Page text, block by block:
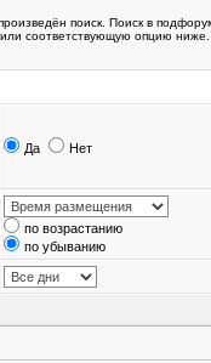
поиск. Поиск в
соответствующую опцию ниже.
Да Нет
по возрастанию
по убыванию